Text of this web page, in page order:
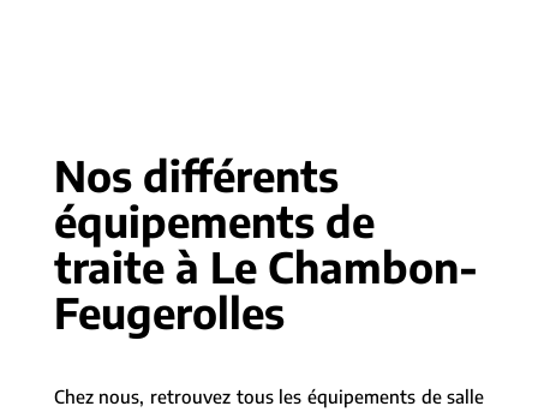
Nos différents
équipements de
traite à Le Chambon-
Feugerolles
Chez nous, retrouvez tous les équipements de salle